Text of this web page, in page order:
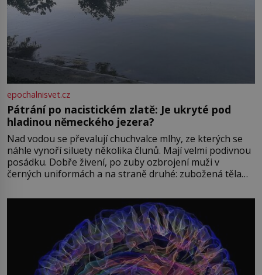
epochalnisvet.cz
Pátrání po nacistickém zlatě: Je ukryté pod
hladinou německého jezera?
Nad vodou se převalují chuchvalce mlhy, ze kterých se
náhle vynoří siluety několika člunů. Mají velmi podivnou
posádku. Dobře živení, po zuby ozbrojení muži v
černých uniformách a na straně druhé: zubožená těla
přízračná scéna znamená? Je jaro roku 1945, druhá
světová válka se chýlí ke konci. Jezero Stolpsee